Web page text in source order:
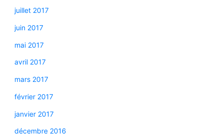
juillet 2017
juin 2017
mai 2017
avril 2017
mars 2017
février 2017
janvier 2017
décembre 2016